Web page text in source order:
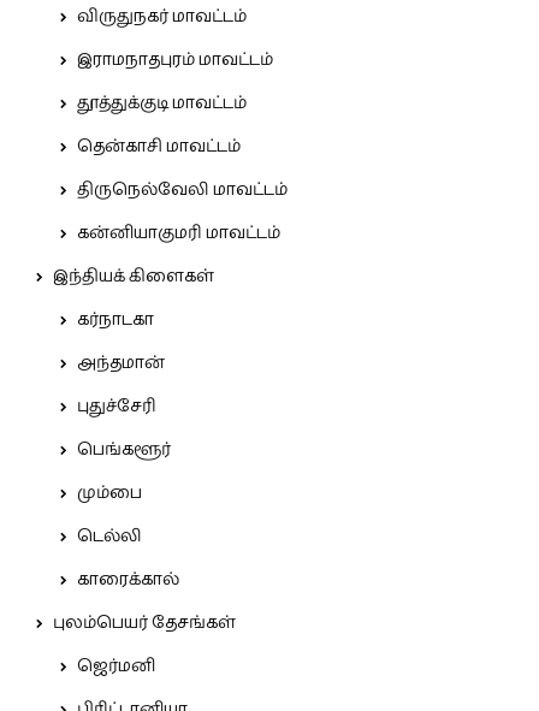
விருதுநகர் மாவட்டம்
இராமநாதபுரம் மாவட்டம்
தூத்துக்குடி மாவட்டம்
தென்காசி மாவட்டம்
திருநெல்வேலி மாவட்டம்
கன்னியாகுமரி மாவட்டம்
இந்தியக் கிளைகள்
கர்நாடகா
அந்தமான்
புதுச்சேரி
பெங்களூர்
மும்பை
டெல்லி
காரைக்கால்
புலம்பெயர் தேசங்கள்
ஜெர்மனி